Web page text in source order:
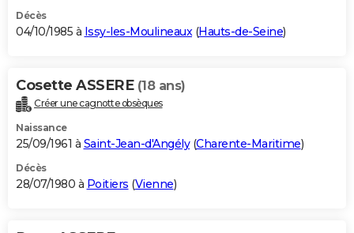
Décès
04/10/1985 à Issy-les-Moulineaux(Hauts-de-Seine)
Cosette ASSERE (18 ans)
Créer une cagnotte obsèques
Naissance
25/09/1961 à Saint-Jean-d'Angély(Charente-Maritime)
Décès
28/07/1980 à Poitiers (Vienne)